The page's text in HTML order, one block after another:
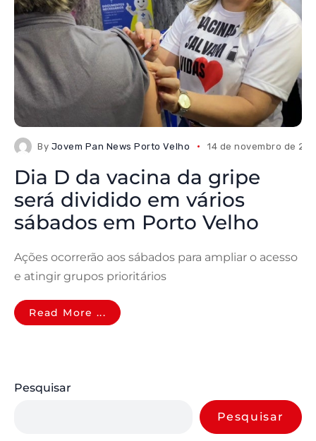
By Jovem Pan News Porto Velho 14 de novembro de
Dia D da vacina da gripe
será dividido em vários
sábados em Porto Velho
Ações ocorrerão aos sábados para ampliar o acesso
e atingir grupos prioritários
Read More ...
Pesquisar
Pesquisar